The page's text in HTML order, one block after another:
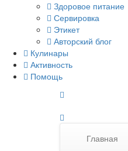
Здоровое питание
Сервировка
Этикет
Авторский блог
Кулинары
Активность
Помощь
Главная